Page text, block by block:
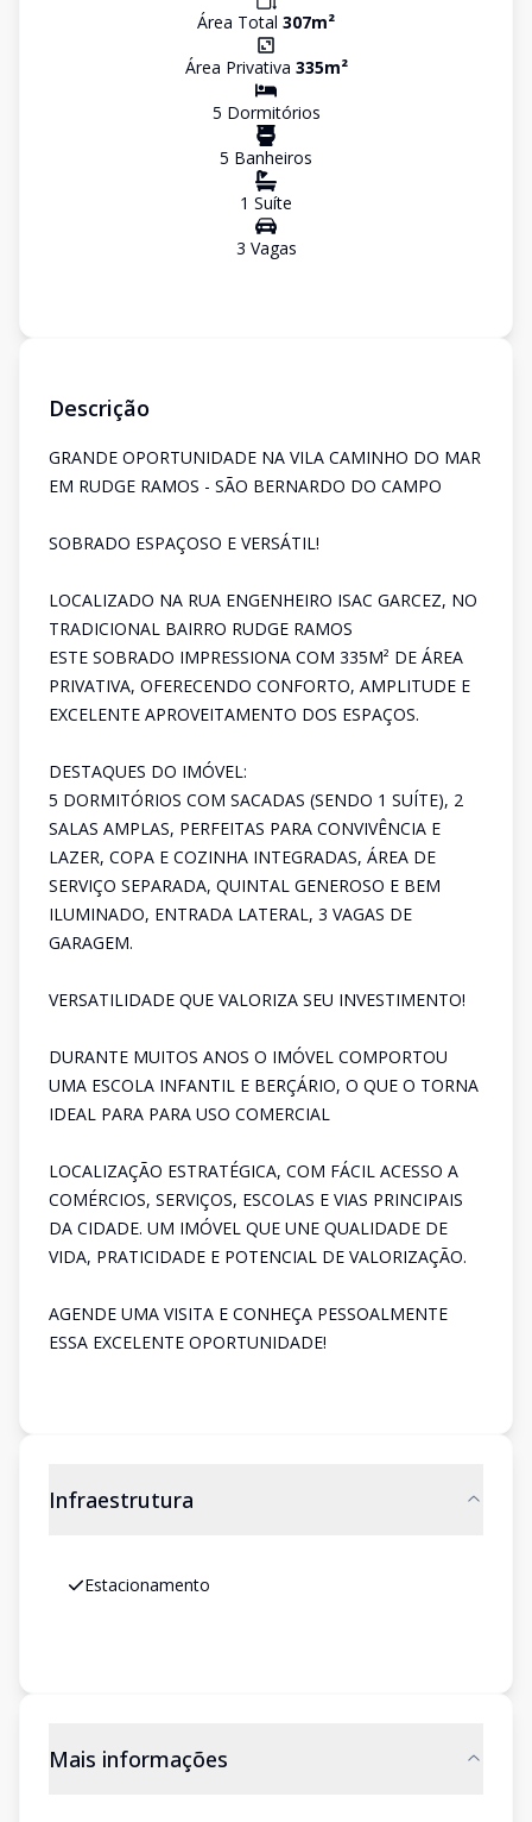
Área Total 307m²
Área Privativa 335m²
5 Dormitórios
5 Banheiros
1 Suíte
3 Vagas
Descrição
GRANDE OPORTUNIDADE NA VILA CAMINHO DO MAR
EM RUDGE RAMOS - SÃO BERNARDO DO CAMPO
SOBRADO ESPAÇOSO E VERSÁTIL!
LOCALIZADO NA RUA ENGENHEIRO ISAC GARCEZ, NO
TRADICIONAL BAIRRO RUDGE RAMOS
ESTE SOBRADO IMPRESSIONA COM 335M² DE ÁREA
PRIVATIVA, OFERECENDO CONFORTO, AMPLITUDE E
EXCELENTE APROVEITAMENTO DOS ESPAÇOS.
DESTAQUES DO IMÓVEL:
5 DORMITÓRIOS COM SACADAS (SENDO 1 SUÍTE), 2
SALAS AMPLAS, PERFEITAS PARA CONVIVÊNCIA E
LAZER, COPA E COZINHA INTEGRADAS, ÁREA DE
SERVIÇO SEPARADA, QUINTAL GENEROSO E BEM
ILUMINADO, ENTRADA LATERAL, 3 VAGAS DE
GARAGEM.
VERSATILIDADE QUE VALORIZA SEU INVESTIMENTO!
DURANTE MUITOS ANOS O IMÓVEL COMPORTOU
UMA ESCOLA INFANTIL E BERÇÁRIO, O QUE O TORNA
IDEAL PARA PARA USO COMERCIAL
LOCALIZAÇÃO ESTRATÉGICA, COM FÁCIL ACESSO A
COMÉRCIOS, SERVIÇOS, ESCOLAS E VIAS PRINCIPAIS
DA CIDADE. UM IMÓVEL QUE UNE QUALIDADE DE
VIDA, PRATICIDADE E POTENCIAL DE VALORIZAÇÃO.
AGENDE UMA VISITA E CONHEÇA PESSOALMENTE
ESSA EXCELENTE OPORTUNIDADE!
Infraestrutura
Estacionamento
Mais informações